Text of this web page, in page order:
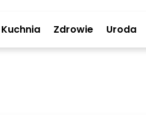
Kuchnia Zdrowie Uroda